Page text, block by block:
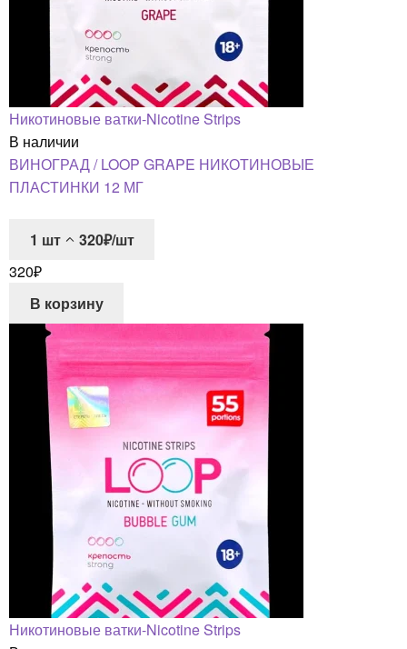
Никотиновые ватки-Nicotine Strips
В наличии
ВИНОГРАД / LOOP GRAPE НИКОТИНОВЫЕ
ПЛАСТИНКИ 12 МГ
1 шт
320₽/шт
320₽
В корзину
Никотиновые ватки-Nicotine Strips